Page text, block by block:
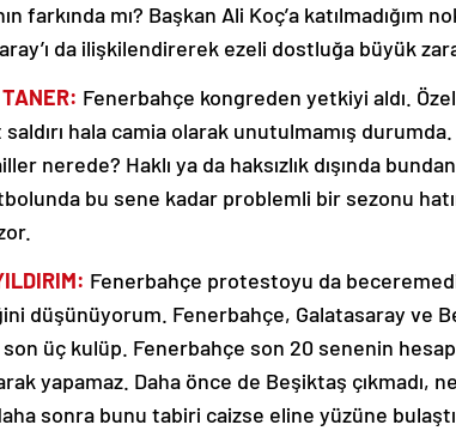
farkında mı? Başkan Ali Koç’a
da ilişkilendirerek ezeli dostluğa büyük
Fenerbahçe kongreden yetkiyi aldı.
hala camia olarak unutulmamış
nerede? Haklı ya da haksızlık dışında
bu sene kadar problemli bir sezonu
Fenerbahçe protestoyu da
düşünüyorum. Fenerbahçe, Galatasaray ve
üç kulüp. Fenerbahçe son 20 senenin
yapamaz. Daha önce de Beşiktaş çıkmadı,
sonra bunu tabiri caizse eline yüzüne